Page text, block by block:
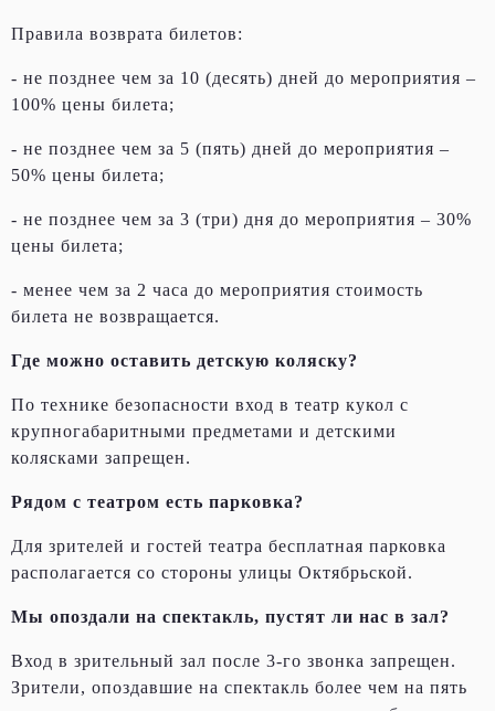
Правила возврата билетов:
- не позднее чем за 10 (десять) дней до мероприятия –
100% цены билета;
- не позднее чем за 5 (пять) дней до мероприятия –
50% цены билета;
- не позднее чем за 3 (три) дня до мероприятия – 30%
цены билета;
- менее чем за 2 часа до мероприятия стоимость
билета не возвращается.
Где можно оставить детскую коляску?
По технике безопасности вход в театр кукол с
крупногабаритными предметами и детскими
колясками запрещен.
Рядом с театром есть парковка?
Для зрителей и гостей театра бесплатная парковка
располагается со стороны улицы Октябрьской.
Мы опоздали на спектакль, пустят ли нас в зал?
Вход в зрительный зал после 3-го звонка запрещен.
Зрители, опоздавшие на спектакль более чем на пять